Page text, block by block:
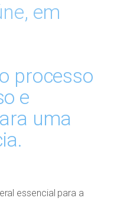
em
processo
e
uma
essencial para a